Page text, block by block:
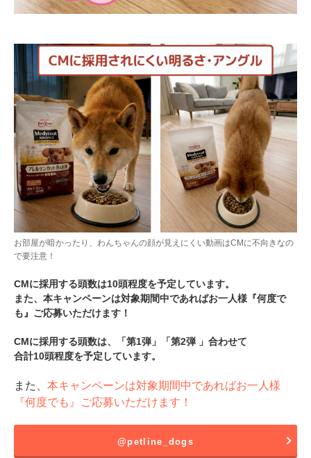
お部屋が暗かったり、わんちゃんの顔が見えにくい動画はCMに不向きなの
で要注意！
CMに採用する頭数は10頭程度を予定しています。
また、本キャンペーンは対象期間中であればお一人様『何度で
も』ご応募いただけます！
CMに採用する頭数は、「第1弾」「第2弾 」合わせて
合計10頭程度を予定しています。
また、 本キャンペーンは対象期間中であればお一人様
『何度でも』ご応募いただけます！
@petline_dogs